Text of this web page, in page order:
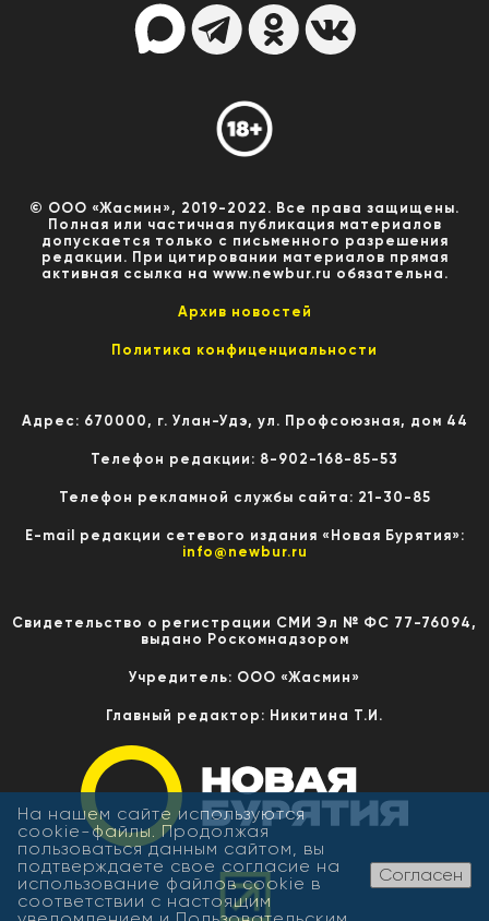
© ООО «Жасмин», 2019-2022. Все права защищены.
Полная или частичная публикация материалов
допускается только с письменного разрешения
редакции. При цитировании материалов прямая
активная ссылка на www.newbur.ru обязательна.
Архив новостей
Политика конфиценциальности
Адрес: 670000, г. Улан-Удэ, ул. Профсоюзная, дом 44
Телефон редакции: 8-902-168-85-53
Телефон рекламной службы сайта: 21-30-85
E-mail редакции сетевого издания «Новая Бурятия»:
info@newbur.ru
Свидетельство о регистрации СМИ Эл № ФС 77-76094,
выдано Роскомнадзором
Учредитель: ООО «Жасмин»
Главный редактор: Никитина Т.И.
На нашем сайте используются
cookie-файлы. Продолжая
пользоваться данным сайтом, вы
подтверждаете свое согласие на
использование файлов cookie в
соответствии с настоящим
Согласен